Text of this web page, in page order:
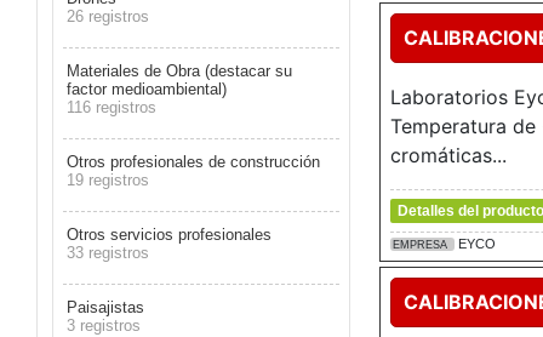
26 registros
Materiales de Obra (destacar su
factor medioambiental)
116 registros
Otros profesionales de construcción
19 registros
Otros servicios profesionales
33 registros
Paisajistas
3 registros
Laboratorios
Temperatura
cromáticas...
Detalles del producto
EMPRESA EYCO